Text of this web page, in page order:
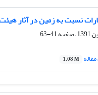
نسبت به زمین در آثار
41-63
1.08 M